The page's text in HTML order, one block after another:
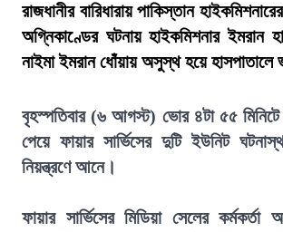
রাজধানীর বারিধারায় পাকিস্তান
অগ্নিকাণ্ডের ঘটনায় হাইকমিশনার ইমরান
নাইমা ইমরান ধোঁয়ায় অসুস্থ হয়ে হাসপাতালে
বৃহস্পতিবার (৬ আগস্ট) ভোর ৪টা ৫৫
পেয়ে ফায়ার সার্ভিসের দুটি ইউনিট
নিয়ন্ত্রণে আনে।
ফায়ার সার্ভিসের মিডিয়া সেলের